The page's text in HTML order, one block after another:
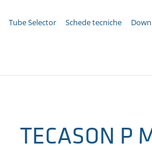
Tube Selector Schede tecniche
TECASON P